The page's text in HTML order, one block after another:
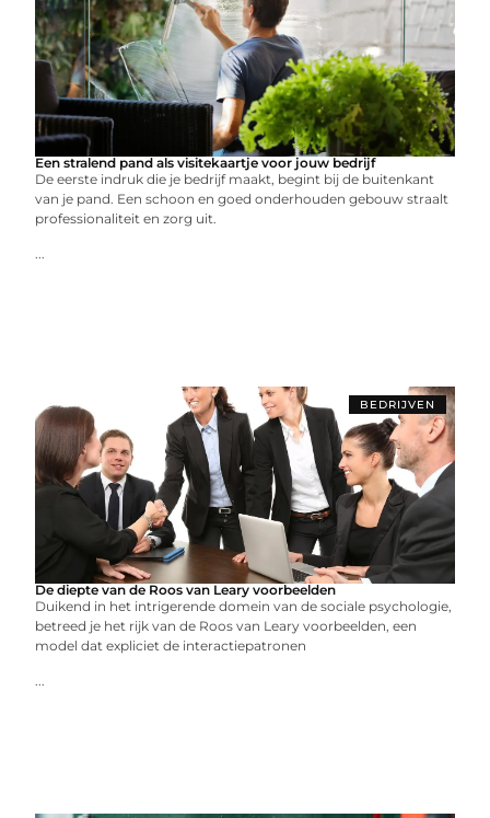
Een stralend pand als visitekaartje voor jouw bedrijf
De eerste indruk die je bedrijf maakt, begint bij de buitenkant
van je pand. Een schoon en goed onderhouden gebouw straalt
professionaliteit en zorg uit.
...
BEDRIJVEN
De diepte van de Roos van Leary voorbeelden
Duikend in het intrigerende domein van de sociale psychologie,
betreed je het rijk van de Roos van Leary voorbeelden, een
model dat expliciet de interactiepatronen
...